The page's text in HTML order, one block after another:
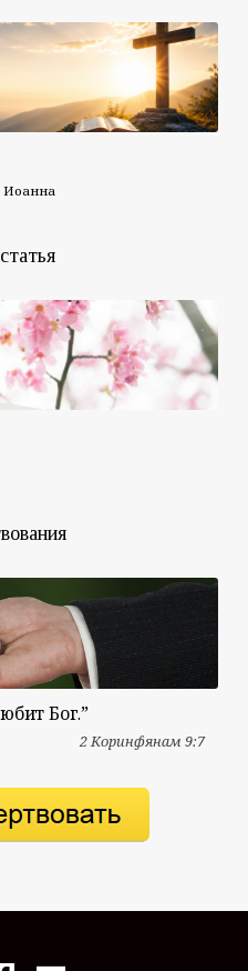
Иоанна
Бог.”
2 Коринфянам 9:7